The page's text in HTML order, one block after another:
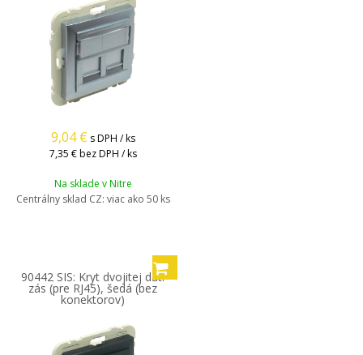
9,04 € s DPH / ks
7,35 € bez DPH / ks
Na sklade v Nitre
Centrálny sklad CZ: viac ako 50 ks
90442 SIS: Kryt dvojitej dát.
zás (pre RJ45), šedá (bez
konektorov)